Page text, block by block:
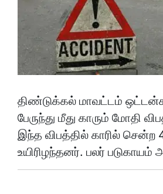
திண்டுக்கல் மாவட்டம்
பேருந்து மீது காரும் மோதி
இந்த விபத்தில் காரில் சென்ற
உயிரிழந்தனர். பலர்